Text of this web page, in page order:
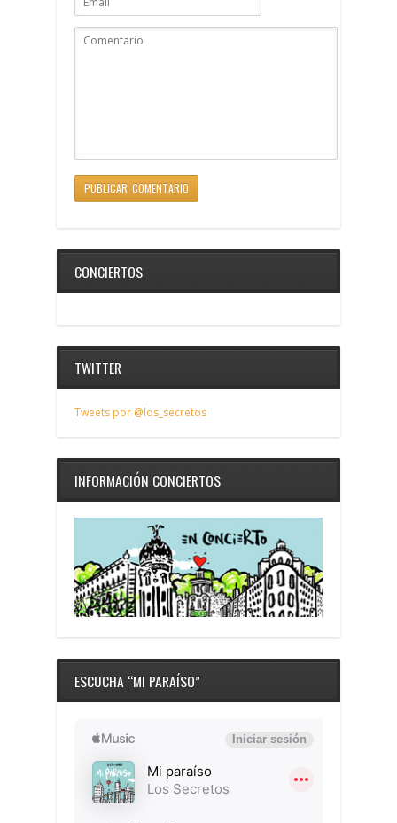
CONCIERTOS
TWITTER
Tweets por @los_secretos
INFORMACIÓN CONCIERTOS
ESCUCHA “MI PARAÍSO”